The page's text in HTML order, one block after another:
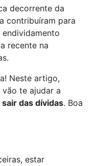
decorrente da
contribuíram para
recente na
Neste artigo,
vão te ajudar a
sair das dívidas. Boa
estar